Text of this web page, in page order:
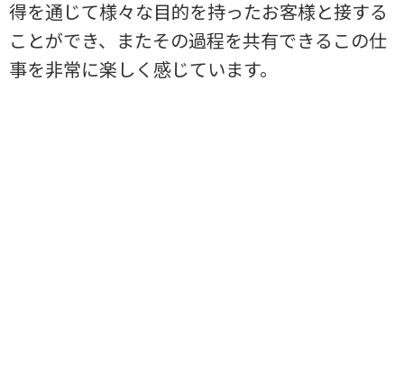
得を通じて様々な目的を持ったお客様と接する
ことができ、またその過程を共有できるこの仕
事を非常に楽しく感じています。